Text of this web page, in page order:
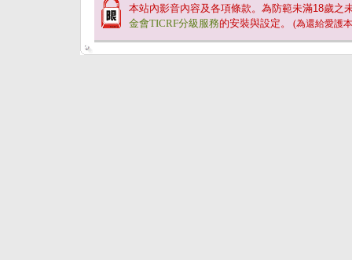
本站內影音內容及各項條款。為防範未滿18歲之
金會TICRF分級服務的安裝與設定。 (為還給愛護